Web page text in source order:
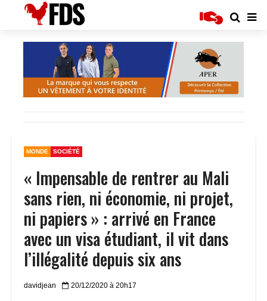
MONDE SOCIÉTÉ
« Impensable de rentrer au Mali
sans rien, ni économie, ni projet,
ni papiers » : arrivé en France
avec un visa étudiant, il vit dans
l’illégalité depuis six ans
davidjean 20/12/2020 à 20h17